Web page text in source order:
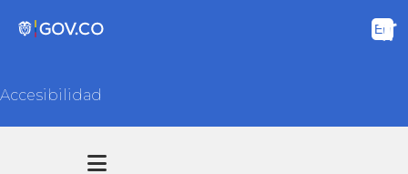
Accesibilidad